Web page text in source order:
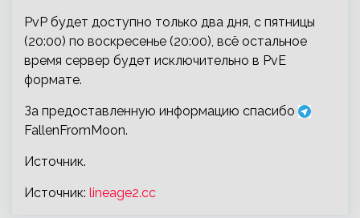
PvP будет доступно только два дня, с пятницы
(20:00) по воскресенье (20:00), всё остальное
время сервер будет исключительно в PvE
формате.
За предоставленную информацию спасибо
FallenFromMoon.
Источник.
Источник: lineage2.cc